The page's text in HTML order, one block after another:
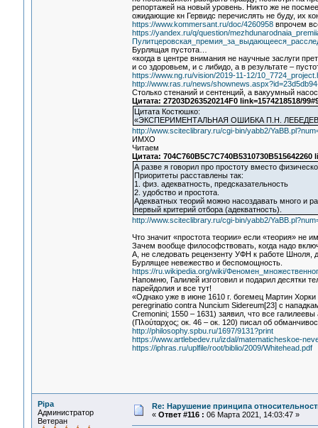
репортажей на новый уровень. Никто же не
ожидающие кн Гервидс перечислять не буду, их
https://www.kommersant.ru/doc/4260958впрочем
https://yandex.ru/q/question/
Бурлящая пустота…
«когда в центре внимания не научные заслуги
и со здоровьем, и с либидо, а в результате –
https://www.ng.ru/vision/2019-11-12/
http://www.ras.ru/news/
Столько стенаний и сентенций, а вакуумный
Цитата: 27203D263520214F0 link=1574218518/
Цитата Костюшко:
«ЭКСПЕРИМЕНТАЛЬНАЯ ОШИБКА П.Н.
http://www.sciteclibrary.ru/cgi-bin/yabb2/
ИМХО
Читаем
Цитата: 704C760B5C7C740B5310730B515642260
А разве я говорил про простоту вместо
Приоритеты расставлены так:
1. физ. адекватность, предсказательность
2. удобство и простота.
Адекватных теорий можно насоздавать много и
первый критерий отбора (адекватность).
http://www.sciteclibrary.ru/cgi-bin/yabb2/
Что значит «простота теории» если «теория» не
Зачем вообще философствовать, когда надо
А, не следовать рецензенту УФН к работе Шноля,
Бурлящее невежество и беспомощность.
https://ru.wikipedia.org/wiki/
Напомню, Галилей изготовил и подарил десятки
парейдолия и все тут!
«Однако уже в июне 1610 г. богемец Мартин
peregrinatio contra Nuncium Sidereum[23] с
Cremonini; 1550 – 1631) заявил, что все
(Πλούταρχος; ок. 46 – ок. 120) писал об
http://philosophy.spbu.ru/1697/9131?print
https://www.artlebedev.ru/izdal/matematicheskoe-
https://iphras.ru/uplfile/root/biblio/2009/Whitehead.pdf
Pipa
Администратор
Ветеран
Re: Нарушение принципа
« Ответ #116 : 06 Марта 2021, 14:03:47 »